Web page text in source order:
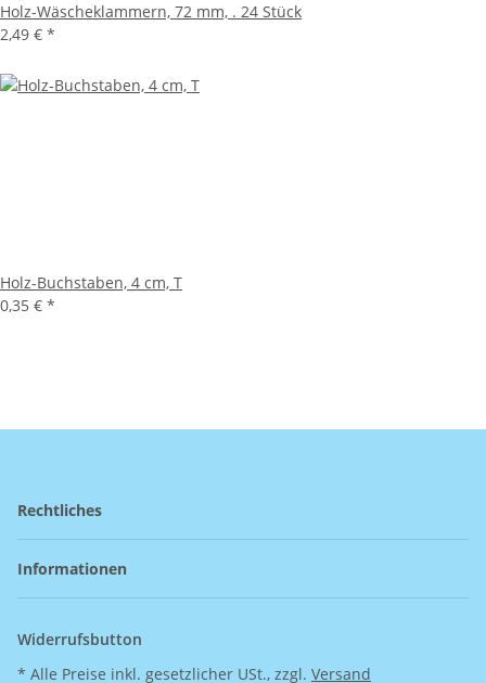
Holz-Wäscheklammern, 72 mm, . 24 Stück
2,49 € *
Holz-Buchstaben, 4 cm, T
0,35 € *
Rechtliches
Informationen
Widerrufsbutton
* Alle Preise inkl. gesetzlicher USt., zzgl. Versand